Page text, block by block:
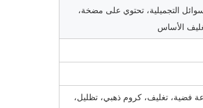
مصفرة للسوائل التجميلية، تحتوي على مضخة،
الأساس
فضية، تغليف، كروم ذهبي، تظليل،